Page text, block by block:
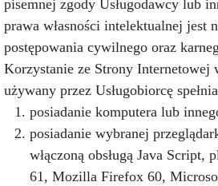
pisemnej zgody Usługodawcy lub
prawa własności intelektualnej jest
postępowania cywilnego oraz
Korzystanie ze Strony Internetowej
używany przez Usługobiorcę
posiadanie komputera lub
posiadanie wybranej
włączoną obsługą Java
61, Mozilla Firefox 60,